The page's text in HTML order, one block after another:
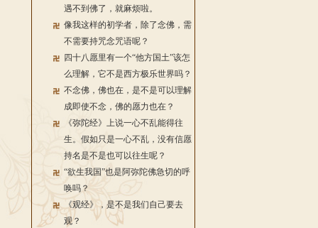
遇不到佛了，就麻烦啦。
像我这样的初学者，除了念佛，需
不需要持咒念咒语呢？
四十八愿里有一个“他方国土”该怎
么理解，它不是西方极乐世界吗？
不念佛，佛也在，是不是可以理解
成即使不念，佛的愿力也在？
《弥陀经》上说一心不乱能得往
生。假如只是一心不乱，没有信愿
持名是不是也可以往生呢？
“欲生我国”也是阿弥陀佛急切的呼
唤吗？
《观经》，是不是我们自己要去
观？